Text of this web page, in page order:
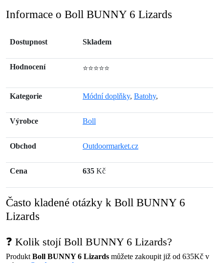
Informace o Boll BUNNY 6 Lizards
Dostupnost Skladem
Hodnocení ⭐⭐⭐⭐⭐
Kategorie Módní doplňky, Batohy,
Výrobce Boll
Obchod Outdoormarket.cz
Cena 635 Kč
Často kladené otázky k Boll BUNNY 6
Lizards
❓ Kolik stojí Boll BUNNY 6 Lizards?
Produkt Boll BUNNY 6 Lizards můžete zakoupit již od 635Kč v